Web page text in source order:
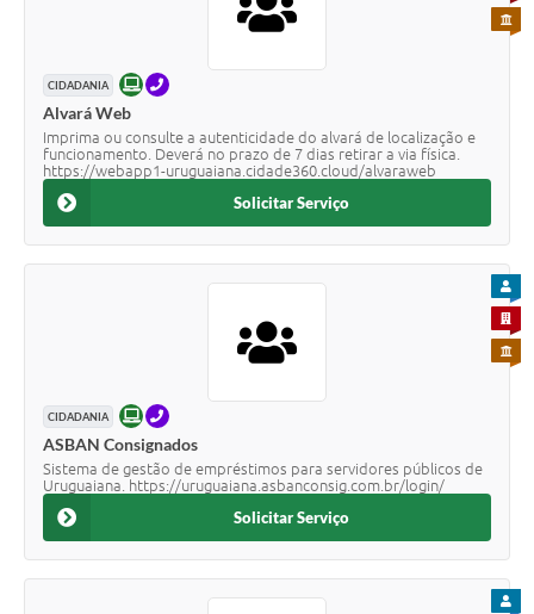
Notícias
Galeria de Vídeos
Contas Públicas
Links
Termos de Uso & Política de Privacidade
CIDADANIA ONLINETELEFONE
Alvará Web
Imprima ou consulte a autenticidade do alvará de localização e
funcionamento. Deverá no prazo de 7 dias retirar a via física.
https://webapp1-uruguaiana.cidade360.cloud/alvaraweb
PARA
Solicitar Serviço
CIDADANIA ONLINETELEFONE
ASBAN Consignados
Sistema de gestão de empréstimos para servidores públicos de
Uruguaiana. https://uruguaiana.asbanconsig.com.br/login/
PARA
PARA
Solicitar Serviço